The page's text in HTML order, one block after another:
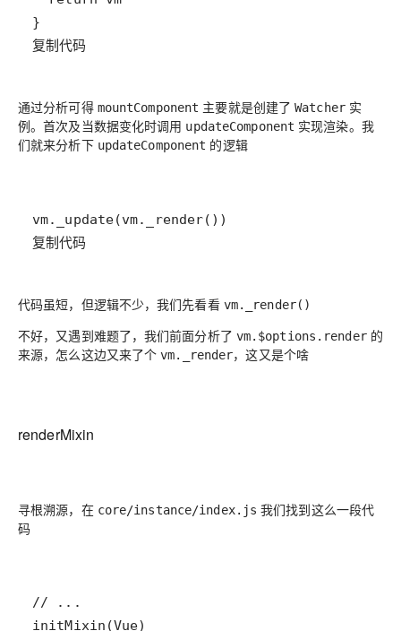
复制代码
通过分析可得 mountComponent 主要就是创建了Watcher实
例。首次及当数据变化时调用 updateComponent 实现渲染。我
们就来分析下 updateComponent 的逻辑
复制代码
代码虽短，但逻辑不少，我们先看看 vm._render()
不好，又遇到难题了，我们前面分析了 vm.$options.render的
来源，怎么这边又来了个vm._render，这又是个啥
renderMixin
寻根溯源，在 core/instance/index.js 我们找到这么一段代
码